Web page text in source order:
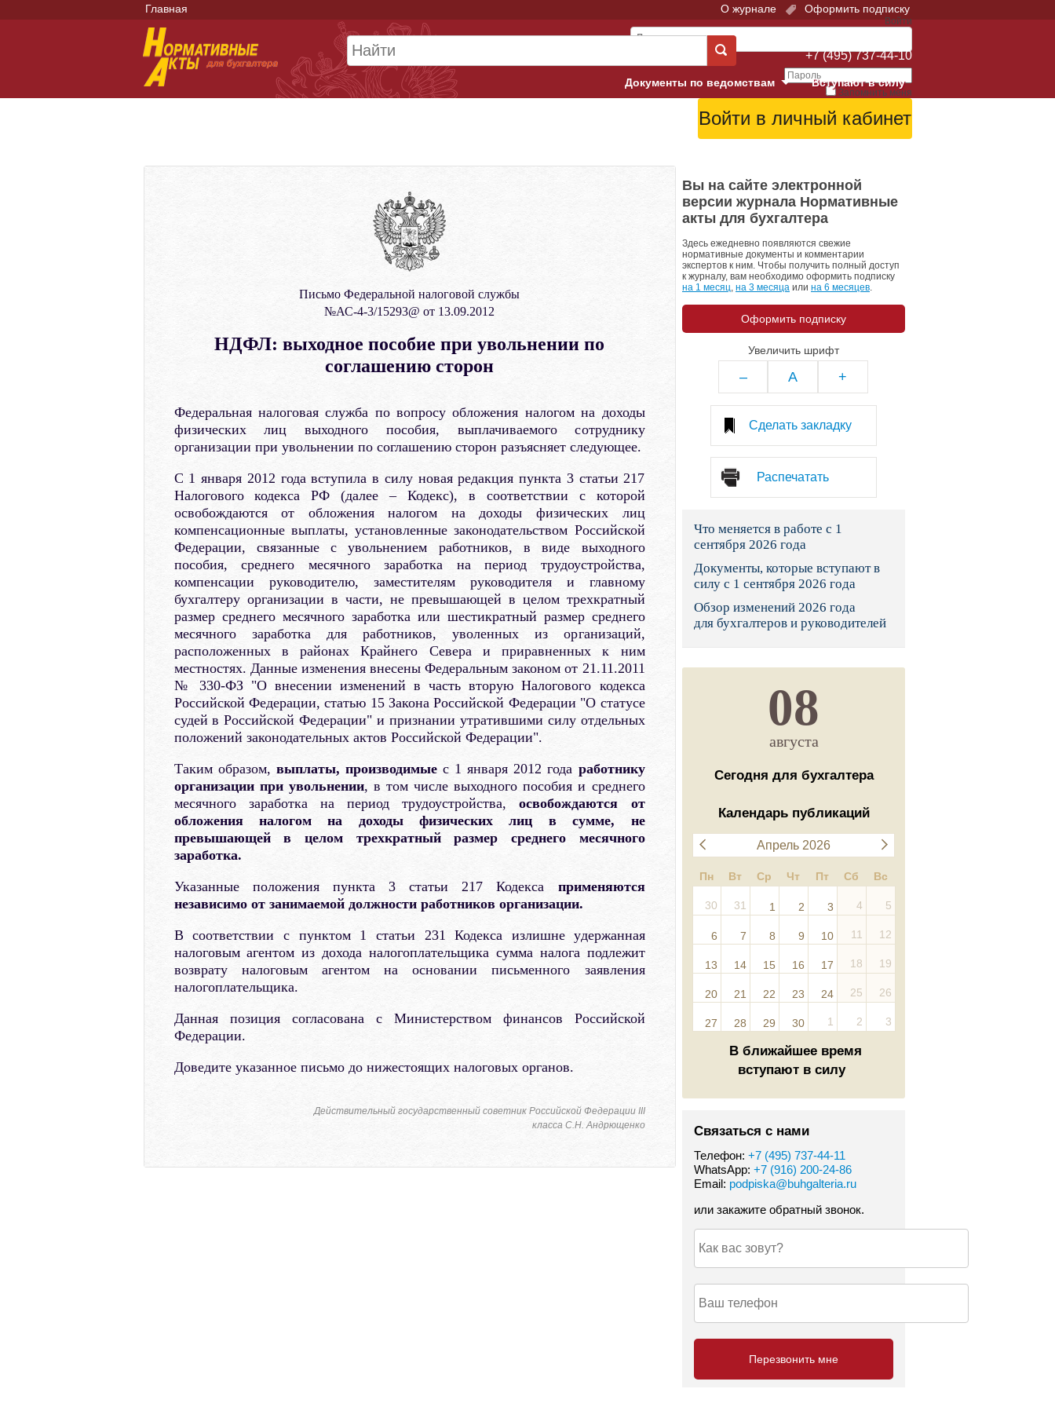
Главная О журнале Оформить подписку
Войти
Запомнить меня
+7 (495) 737-44-10
Вступают в силу
Документы по ведомствам
Арбитражные суды
Верховный Суд
Гострудинспекция в г. Москве
Конституционный Суд
Президент: законы и указы
Роструд
Социальный фонд России
Суд общей юрисдикции
Федеральная налоговая служба
Фонд социального страхования
Остальные ведомства
Письмо Федеральной налоговой службы
№АС-4-3/15293@ от 13.09.2012
НДФЛ: выходное пособие при увольнении по
соглашению сторон
Федеральная налоговая служба по вопросу обложения налогом на доходы
физических лиц выходного пособия, выплачиваемого сотруднику
организации при увольнении по соглашению сторон разъясняет следующее.
С 1 января 2012 года вступила в силу новая редакция пункта 3 статьи 217
Налогового кодекса РФ (далее – Кодекс), в соответствии с которой
освобождаются от обложения налогом на доходы физических лиц
компенсационные выплаты, установленные законодательством Российской
Федерации, связанные с увольнением работников, в виде выходного
пособия, среднего месячного заработка на период трудоустройства,
компенсации руководителю, заместителям руководителя и главному
бухгалтеру организации в части, не превышающей в целом трехкратный
размер среднего месячного заработка или шестикратный размер среднего
месячного заработка для работников, уволенных из организаций,
расположенных в районах Крайнего Севера и приравненных к ним
местностях. Данные изменения внесены Федеральным законом от 21.11.2011
№ 330-ФЗ "О внесении изменений в часть вторую Налогового кодекса
Российской Федерации, статью 15 Закона Российской Федерации "О статусе
судей в Российской Федерации" и признании утратившими силу отдельных
положений законодательных актов Российской Федерации".
Таким образом, выплаты, производимые с 1 января 2012 года работнику
организации при увольнении, в том числе выходного пособия и среднего
месячного заработка на период трудоустройства,освобождаются от
обложения налогом на доходы физических лиц в сумме, не
превышающей в целом трехкратный размер среднего месячного
заработка.
Указанные положения пункта 3 статьи 217 Кодекса применяются
независимо от занимаемой должности работников организации.
В соответствии с пунктом 1 статьи 231 Кодекса излишне удержанная
налоговым агентом из дохода налогоплательщика сумма налога подлежит
возврату налоговым агентом на основании письменного заявления
налогоплательщика.
Данная позиция согласована с Министерством финансов Российской
Федерации.
Доведите указанное письмо до нижестоящих налоговых органов.
Действительный государственный советник Российской Федерации III
класса С.Н. Андрющенко
Вы на сайте электронной
версии журнала Нормативные
акты для бухгалтера
Здесь ежедневно появляются свежие
нормативные документы и комментарии
экспертов к ним. Чтобы получить полный доступ
к журналу, вам необходимо оформить подписку
на 1 месяц, на 3 месяца или на 6 месяцев.
Оформить подписку
Увеличить шрифт
– A +
Сделать закладку
Распечатать
Что меняется в работе с 1
сентября 2026 года
Документы, которые вступают в
силу с 1 сентября 2026 года
Обзор изменений 2026 года
для бухгалтеров и руководителей
08
августа
Сегодня для бухгалтера
Календарь публикаций
Апрель 2026
Пн Вт Ср Чт Пт Сб Вс
30 31 1 2 3 4 5
6 7 8 9 10 11 12
13 14 15 16 17 18 19
20 21 22 23 24 25 26
27 28 29 30 1 2 3
В ближайшее время
вступают в силу
Связаться с нами
Телефон: +7 (495) 737-44-11
WhatsApp: +7 (916) 200-24-86
Email: podpiska@buhgalteria.ru
или закажите обратный звонок.